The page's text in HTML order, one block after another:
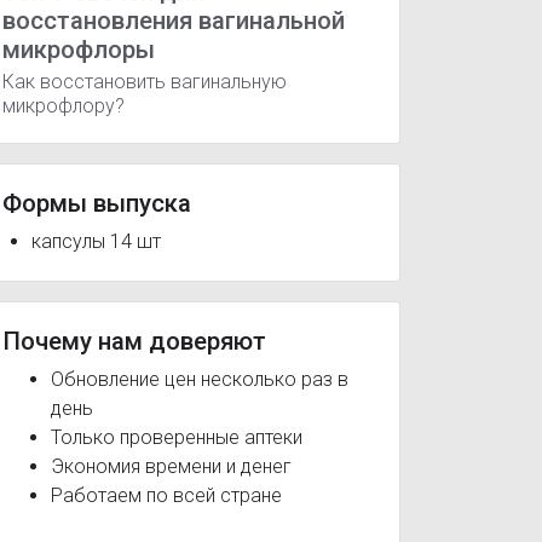
восстановления вагинальной
микрофлоры
Как восстановить вагинальную
микрофлору?
Формы выпуска
капсулы 14 шт
Почему нам доверяют
Обновление цен несколько раз в
день
Только проверенные аптеки
Экономия времени и денег
Работаем по всей стране